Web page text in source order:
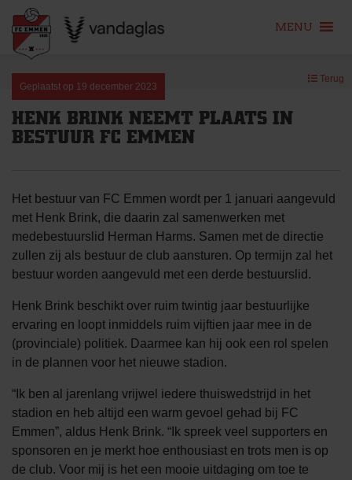
content
MENU
Geplaatst op 19 december 2023
Terug
HENK BRINK NEEMT PLAATS IN
BESTUUR FC EMMEN
Het bestuur van FC Emmen wordt per 1 januari aangevuld
met Henk Brink, die daarin zal samenwerken met
medebestuurslid Herman Harms. Samen met de directie
zullen zij als bestuur de club aansturen. Op termijn zal het
bestuur worden aangevuld met een derde bestuurslid.
Henk Brink beschikt over ruim twintig jaar bestuurlijke
ervaring en loopt inmiddels ruim vijftien jaar mee in de
(provinciale) politiek. Daarmee kan hij ook een rol spelen
in de plannen voor het nieuwe stadion.
“Ik ben al jarenlang vrijwel iedere thuiswedstrijd in het
stadion en heb altijd een warm gevoel gehad bij FC
Emmen”, aldus Henk Brink. “Ik spreek veel supporters en
sponsoren en je merkt hoe enthousiast en trots men is op
de club. Voor mij is het een mooie uitdaging om toe te